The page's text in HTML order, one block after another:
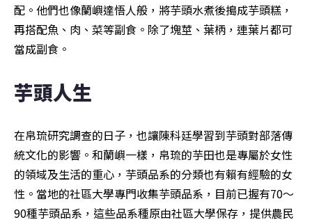
配。他們也像蘭嶼達悟人般，將芋頭水煮後搗成芋頭糕，
再搭配魚、肉、菜等副食。除了塊莖、葉柄，連葉片都可
當成副食。
芋頭人生
在帛琉研究調查的日子，也讓陳科廷學習到芋頭對部落傳
統文化的影響。和蘭嶼一樣，帛琉的芋田也是專屬於女性
的領域及生活的重心，芋頭品系的分類也有賴有經驗的女
性。當地的社區大學專門收集芋頭品系，目前已握有70～
90種芋頭品系，這些品系種原由社區大學保存，提供農民